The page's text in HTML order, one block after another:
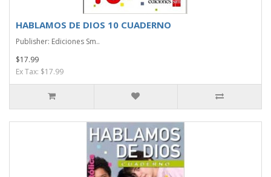
HABLAMOS DE DIOS 10 CUADERNO
Publisher: Ediciones Sm..
$17.99
Ex Tax: $17.99